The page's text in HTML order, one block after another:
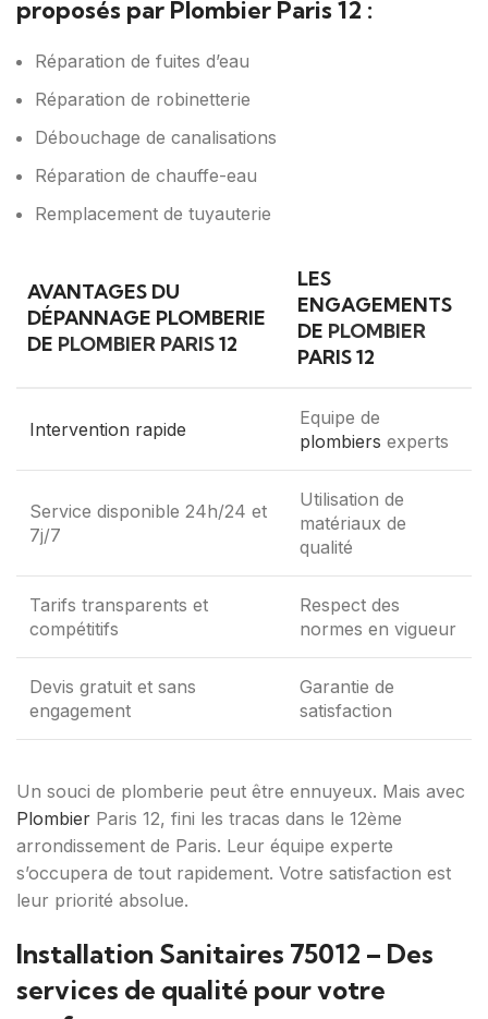
proposés par Plombier Paris 12 :
Réparation de fuites d’eau
Réparation de robinetterie
Débouchage de canalisations
Réparation de chauffe-eau
Remplacement de tuyauterie
AVANTAGES DU
DÉPANNAGE PLOMBERIE
DE PLOMBIER PARIS12
LES
ENGAGEMENTS
DE PLOMBIER
PARIS 12
Intervention rapide
Equipe de
plombiers experts
Service disponible 24h/24 et
7j/7
Utilisation de
matériaux de
qualité
Tarifs transparents et
compétitifs
Respect des
normes en vigueur
Devis gratuit et sans
engagement
Garantie de
satisfaction
Un souci de plomberie peut être ennuyeux. Mais avec
Plombier Paris 12, fini les tracas dans le 12ème
arrondissement de Paris. Leur équipe experte
s’occupera de tout rapidement. Votre satisfaction est
leur priorité absolue.
Installation Sanitaires 75012 – Des
services de qualité pour votre